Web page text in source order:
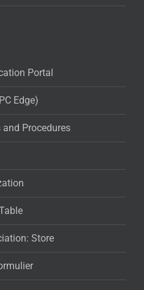
Portal
Edge)
Procedures
Store